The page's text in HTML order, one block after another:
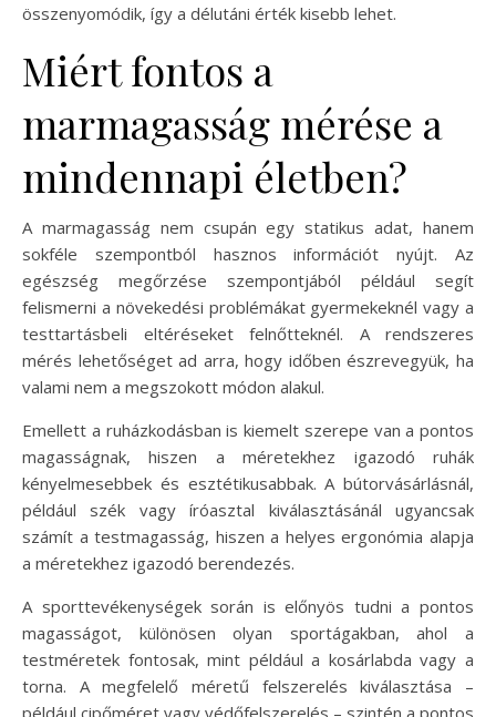
összenyomódik, így a délutáni érték kisebb lehet.
Miért fontos a
marmagasság mérése a
mindennapi életben?
A marmagasság nem csupán egy statikus adat, hanem
sokféle szempontból hasznos információt nyújt. Az
egészség megőrzése szempontjából például segít
felismerni a növekedési problémákat gyermekeknél vagy a
testtartásbeli eltéréseket felnőtteknél. A rendszeres
mérés lehetőséget ad arra, hogy időben észrevegyük, ha
valami nem a megszokott módon alakul.
Emellett a ruházkodásban is kiemelt szerepe van a pontos
magasságnak, hiszen a méretekhez igazodó ruhák
kényelmesebbek és esztétikusabbak. A bútorvásárlásnál,
például szék vagy íróasztal kiválasztásánál ugyancsak
számít a testmagasság, hiszen a helyes ergonómia alapja
a méretekhez igazodó berendezés.
A sporttevékenységek során is előnyös tudni a pontos
magasságot, különösen olyan sportágakban, ahol a
testméretek fontosak, mint például a kosárlabda vagy a
torna. A megfelelő méretű felszerelés kiválasztása –